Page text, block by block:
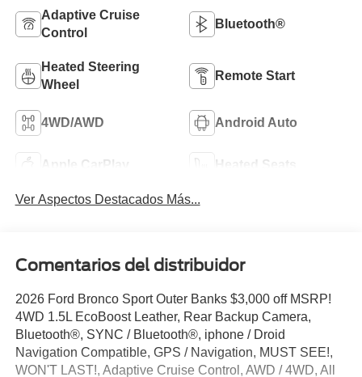
Adaptive Cruise
Control
Bluetooth®
Heated Steering
Wheel
Remote Start
4WD/AWD Android Auto
Apple CarPlay Heated Seats
Ver Aspectos Destacados Más...
Comentarios del distribuidor
2026 Ford Bronco Sport Outer Banks $3,000 off MSRP!
4WD 1.5L EcoBoost Leather, Rear Backup Camera,
Bluetooth®, SYNC / Bluetooth®, iphone / Droid
Navigation Compatible, GPS / Navigation, MUST SEE!,
WON'T LAST!, Adaptive Cruise Control, AWD / 4WD, All